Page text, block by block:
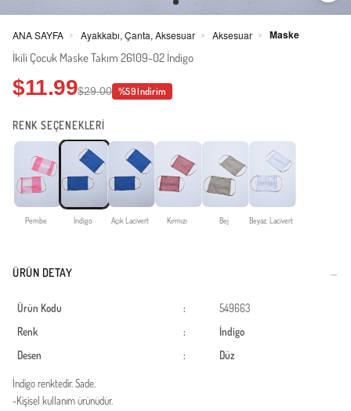
ANA SAYFA > Ayakkabı, Çanta, Aksesuar > Aksesuar > Maske
İkili Çocuk Maske Takım 26109-02 İndigo
$11.99$29.00 %59 İndirim
RENK SEÇENEKLERİ
Pembe İndigo Açık Lacivert Kırmızı Bej Beyaz, Lacivert
ÜRÜN DETAY
Ürün Kodu :
549663
Renk
:
İndigo
Desen
: Düz
İndigo renktedir. Sade.
-Kişisel kullanım ürünüdür.